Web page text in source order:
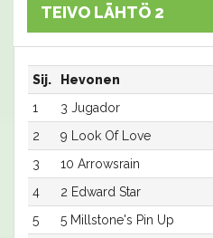
TEIVO LÄHTÖ 2
Sij. Hevonen
1
3 Jugador
2
9 Look Of Love
3
10 Arrowsrain
4
2 Edward Star
5
5 Millstone's Pin Up